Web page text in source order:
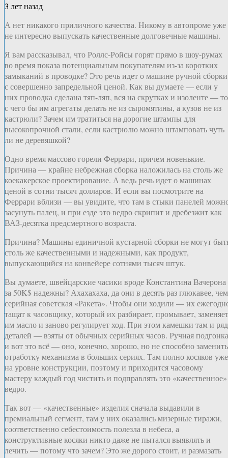
3 лет назад
А нет никакого приличного качества. Никому в автопроме уже
не интересно выпускать качественные долговечные машины.
Я вам рассказывал, что Роллс-Ройсы горят прямо в шоу-румах
во время показа потенциальным покупателям из-за коротких
замыканий в проводке? Это речь идет о машине ручной сборки
с совершенно запредельной ценой. Как вы думаете — если у
них проводка сделана тяп-ляп, вся на скрутках и изоленте — то
с чего бы им агрегаты делать не из сыромятины, а кузов не из
кастрюли? Зачем им тратиться на дорогие штампы для
высокопрочной стали, если кастрюлю можно штамповать чуть
ли не деревяшкой?
Одно время массово горели Феррари, причем новенькие.
Причина — крайне небрежная сборка наложилась на столь же
коекакерское проектирование. А ведь речь идет о машинах
ценой в сотни тысяч долларов. И если вы посмотрите на
Феррари вблизи — вы увидите, что там в стыки панелей
засунуть палец, и при езде это ведро скрипит и дребезжит как
ВАЗ-десятка предсмертного возраста.
Причина? Машины единичной кустарной сборки не могут
столь же качественными и надежными, как продукт,
выпускающийся на конвейере сотнями тысяч штук.
Вы думаете, швейцарские часики вроде Константина Вачерона
за 50K$ надежны? Ахахахаха, да они в десять раз глюкавее, чем
серийная советская «Ракета». Чтобы они ходили — их
тащат к часовщику, который их разбирает, промывает, заменяет
им масло и заново регулирует ход. При этом камешки там и ряд
деталей — взяты от обычных серийных часов. Ручная подгонка
и вот это всё — оно, конечно, хорошо, но не способно заменить
отработку механизма в больших сериях. Там полно косяков уже
на уровне конструкции, поэтому и приходится часовому
мастеру каждый год чистить и подправлять это «качественное»
ведро.
Так вот — «качественные» изделия сначала выдавили в
премиальный сегмент, там у них оказались мизерные тиражи,
соответственно себестоимость полезла в небеса, а
конструктивные косяки никто даже не пытался выявлять и
лечить — потому что зачем? Это же дорого стоит, и размазать